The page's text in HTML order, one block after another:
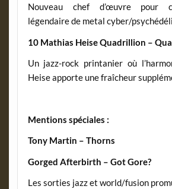
Nouveau chef d’œuvre pour
légendaire de metal cyber/
10 Mathias Heise Quadrillion –
Un jazz-rock printanier où
Heise apporte une fraîcheur
Mentions spéciales :
Tony Martin – Thorns
Gorged Afterbirth – Got Gore?
Les sorties jazz et world/fusion